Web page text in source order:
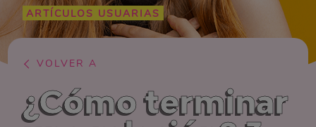
ARTÍCULOS USUARIAS
VOLVER A
¿Cómo terminar